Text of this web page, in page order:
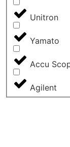
Unitron
Yamato
Accu
Agilent